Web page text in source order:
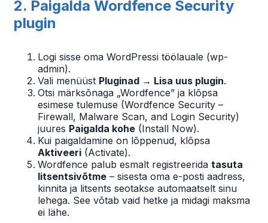
2. Paigalda Wordfence Security
plugin
Logi sisse oma WordPressi töölauale (wp-
admin).
Vali menüüst Pluginad → Lisa uus plugin.
Otsi märksõnaga „Wordfence” ja klõpsa
esimese tulemuse (Wordfence Security –
Firewall, Malware Scan, and Login Security)
juures Paigalda kohe (Install Now).
Kui paigaldamine on lõppenud, klõpsa
Aktiveeri (Activate).
Wordfence palub esmalt registreerida tasuta
litsentsivõtme – sisesta oma e-posti aadress,
kinnita ja litsents seotakse automaatselt sinu
lehega. See võtab vaid hetke ja midagi maksma
ei lähe.